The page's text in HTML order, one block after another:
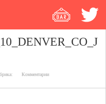
Комментарии